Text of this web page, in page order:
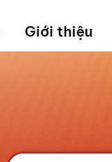
Giới thiệu